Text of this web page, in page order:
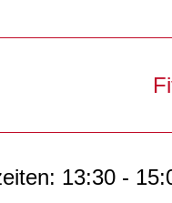
13:30 -